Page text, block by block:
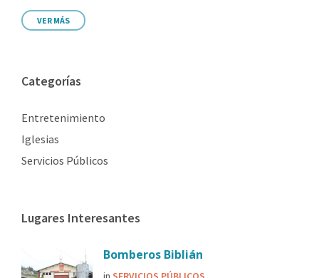
VER MÁS
Categorías
Entretenimiento
Iglesias
Servicios Públicos
Lugares Interesantes
Bomberos Biblián